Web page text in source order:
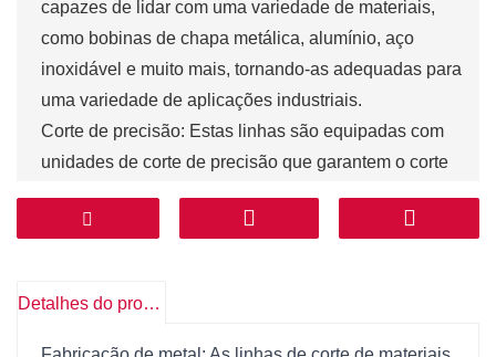
capazes de lidar com uma variedade de materiais,
como bobinas de chapa metálica, alumínio, aço
inoxidável e muito mais, tornando-as adequadas para
uma variedade de aplicações industriais.
Corte de precisão: Estas linhas são equipadas com
unidades de corte de precisão que garantem o corte
resultando em produtos acabados de alta qualidade.
como controles programáveis, sensores e sistemas
PLC, que agilizam o processo de corte e reduzem a
Detalhes do produto